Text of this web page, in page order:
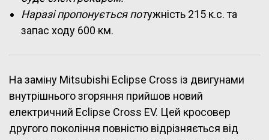
Наразі пропонується потужність 215 к.с. та
запас ходу 600 км.
На заміну Mitsubishi Eclipse Cross із двигунами
внутрішнього згоряння прийшов новий
електричний Eclipse Cross EV. Цей кросовер
другого покоління повністю відрізняється від